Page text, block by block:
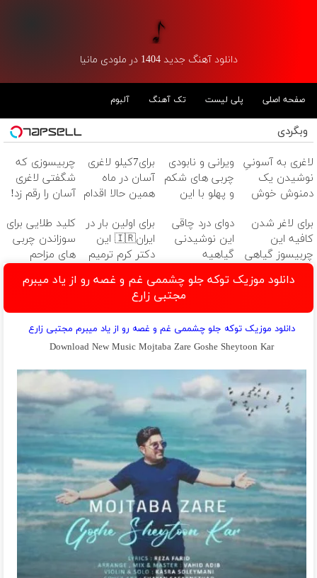
دانلود آهنگ جدید 1404 در ملودی مانیا
صفحه اصلی پلی لیست تک آهنگ آلبوم
وبگردی
لاغری به آسونیِ
نوشیدن یک
دمنوش خوش
ویرانی و نابودی
چربی های شکم
و پهلو با این
گیاهی
برای7کیلو لاغری
آسان در ماه
همین حالا اقدام
قیمت قدیم
چربیسوزی که
شگفتی لاغری
آسان را رقم زد!
برای لاغر شدن
کافیه این
چربیسوز گیاهی
رو سفارش
بدی(50%تخفیف
دوای درد چاقی
این نوشیدنی
گیاهیه
برای اولین بار در
ایران🇮🇷 این
دکتر کرم ترمیم
ساخت!
کلید طلایی برای
سوزاندن چربی
های مزاحم
بدن(60%تخفیف
تا امشب)
دانلود موزیک توکه جلو چشممی غم و غصه رو از یاد میبرم
مجتبی زارع
دانلود موزیک توکه جلو چشممی غم و غصه رو از یاد میبرم مجتبی زارع
Download New Music Mojtaba Zare Goshe Sheytoon Kar